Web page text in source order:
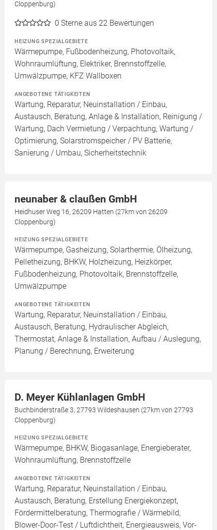
Cloppenburg)
0 Sterne aus 22 Bewertungen
HEIZUNG SPEZIALGEBIETE
Wärmepumpe, Fußbodenheizung, Photovoltaik,
Wohnraumlüftung, Elektriker, Brennstoffzelle,
Umwälzpumpe, KFZ Wallboxen
ANGEBOTENE TÄTIGKEITEN
Wartung, Reparatur, Neuinstallation / Einbau,
Austausch, Beratung, Anlage & Installation, Reinigung /
Wartung, Dach Vermietung / Verpachtung, Wartung /
Optimierung, Solarstromspeicher / PV Batterie,
Sanierung / Umbau, Sicherheitstechnik
neunaber & claußen GmbH
Heidhuser Weg 16, 26209 Hatten (27km von 26209
Cloppenburg)
HEIZUNG SPEZIALGEBIETE
Wärmepumpe, Gasheizung, Solarthermie, Ölheizung,
Pelletheizung, BHKW, Holzheizung, Heizkörper,
Fußbodenheizung, Photovoltaik, Brennstoffzelle,
Umwälzpumpe
ANGEBOTENE TÄTIGKEITEN
Wartung, Reparatur, Neuinstallation / Einbau,
Austausch, Beratung, Hydraulischer Abgleich,
Thermostat, Anlage & Installation, Aufbau / Auslegung,
Planung / Berechnung, Erweiterung
D. Meyer Kühlanlagen GmbH
Buchbinderstraße 3, 27793 Wildeshausen (27km von 27793
Cloppenburg)
HEIZUNG SPEZIALGEBIETE
Wärmepumpe, BHKW, Biogasanlage, Energieberater,
Wohnraumlüftung, Brennstoffzelle
ANGEBOTENE TÄTIGKEITEN
Wartung, Reparatur, Neuinstallation / Einbau,
Austausch, Beratung, Erstellung Energiekonzept,
Fördermittelberatung, Thermografie / Wärmebild,
Blower-Door-Test / Luftdichtheit, Energieausweis, Vor-